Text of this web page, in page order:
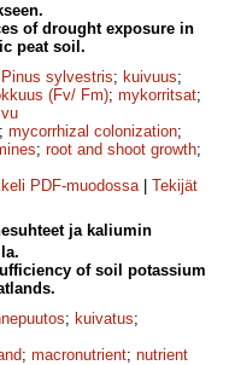
of drought exposure in
peat soil.
Pinus sylvestris; kuivuus;
(Fv/ Fm); mykorritsat;
; mycorrhizal colonization;
; root and shoot growth;
PDF-muodossa| Tekijät
ja kaliumin
of soil potassium
; kuivatus;
; macronutrient; nutrient